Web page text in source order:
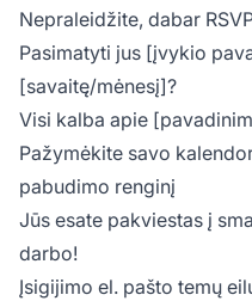
Nepraleidžite, dabar
Pasimatyti jus [įvykio
[savaitę/mėnesį]?
Visi kalba apie
Pažymėkite savo
pabudimo renginį
Jūs esate pakviestas į
darbo!
Įsigijimo el. pašto temų